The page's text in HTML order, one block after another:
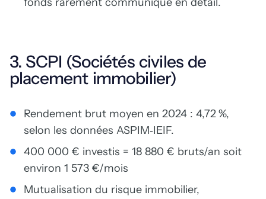
3. SCPI (Sociétés civiles de
placement immobilier)
Rendement brut moyen en 2024 : 4,72 %,
selon les données ASPIM‑IEIF.
400 000 € investis = 18 880 € bruts/an soit
environ 1 573 €/mois
Mutualisation du risque immobilier,